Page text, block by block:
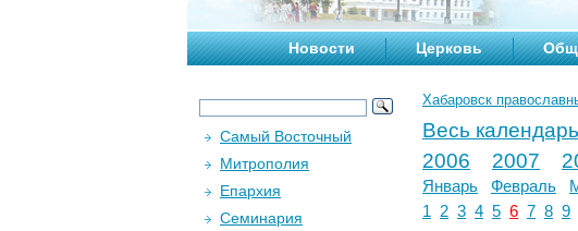
Новости Церковь
Хабаровск
Весь календарь
2006
2007
Январь Февраль
1
2 3 4 5 6 7 8 9
Самый Восточный
Митрополия
Епархия
Семинария